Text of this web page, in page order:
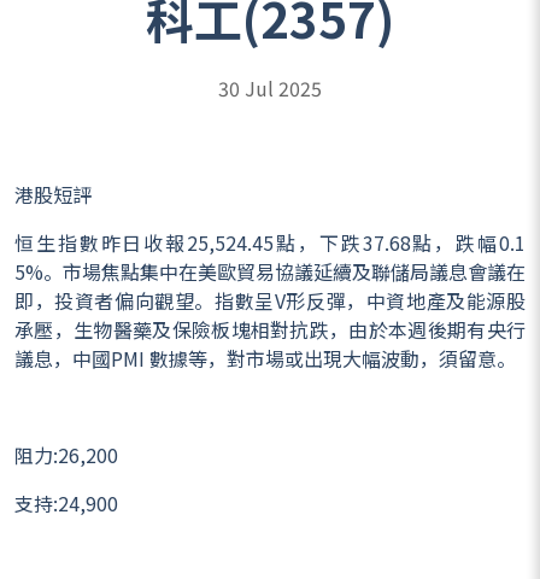
科工(2357)
30 Jul 2025
港股短評
恒生指數昨日收報25,524.45點，下跌37.68點，跌幅0.1
5%。市場焦點集中在美歐貿易協議延續及聯儲局議息會議在
即，投資者偏向觀望。指數呈V形反彈，中資地產及能源股
承壓，生物醫藥及保險板塊相對抗跌，由於本週後期有央行
議息，中國PMI 數據等，對市場或出現大幅波動，須留意。
阻力:26,200
支持:24,900